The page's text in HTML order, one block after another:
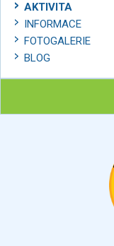
AKTIVITA
INFORMACE
FOTOGALERIE
BLOG